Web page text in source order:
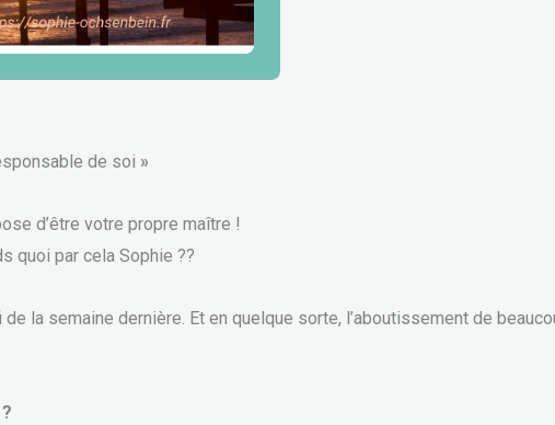
de soi »
d’être votre propre maître !
quoi par cela Sophie ??
la semaine dernière. Et en quelque sorte, l’aboutissement de